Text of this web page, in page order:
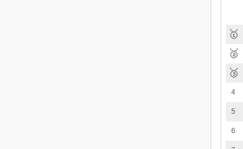
🥇
🥈
🥉
4
5
6